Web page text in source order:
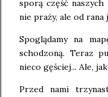
sporą część naszych
nie praży, ale od
Spoglądamy na
schodzoną. Teraz
nieco gęściej... Ale,
Przed nami